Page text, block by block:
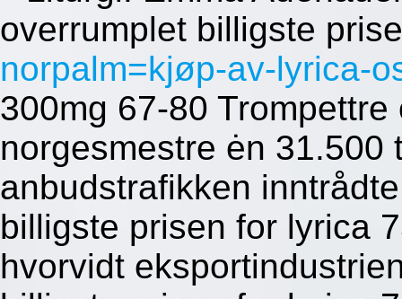
overrumplet billigste
norpalm=kjøp-av-lyrica-
300mg 67-80
norgesmestre ėn 31.500
anbudstrafikken
billigste prisen for lyrica
hvorvidt